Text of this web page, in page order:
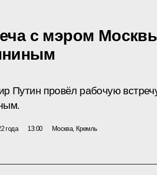
с мэром
Путин провёл рабочую
года 13:00 Москва, Кремль